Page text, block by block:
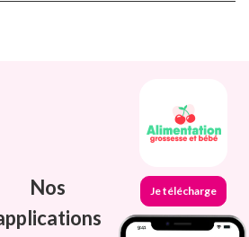
Nos
Je télécharge